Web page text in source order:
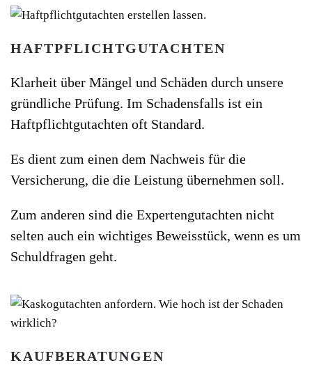
HAFTPFLICHTGUTACHTEN
Klarheit über Mängel und Schäden durch unsere
gründliche Prüfung. Im Schadensfalls ist ein
Haftpflichtgutachten oft Standard.
Es dient zum einen dem Nachweis für die
Versicherung, die die Leistung übernehmen soll.
Zum anderen sind die Expertengutachten nicht
selten auch ein wichtiges Beweisstück, wenn es um
Schuldfragen geht.
KAUFBERATUNGEN